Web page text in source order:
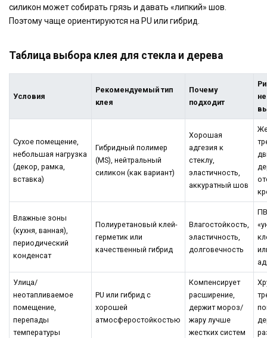
силикон может собирать грязь и давать «липкий» шов.
Поэтому чаще ориентируются на PU или гибрид.
Таблица выбора клея для стекла и дерева
Условия
Рекомендуемый тип
клея
Почему
подходит
Сухое помещение,
небольшая нагрузка
(декор, рамка,
вставка)
Гибридный полимер
(MS), нейтральный
силикон (как вариант)
Хорошая
адгезия к
стеклу,
эластичность,
аккуратный шов
Влажные зоны
(кухня, ванная),
периодический
конденсат
Полиуретановый клей-
герметик или
качественный гибрид
Влагостойкость,
эластичность,
долговечность
Улица/
неотапливаемое
помещение,
перепады
температуры
PU или гибрид с
хорошей
атмосферостойкостью
Компенсирует
расширение,
держит мороз/
жару лучше
жестких систем